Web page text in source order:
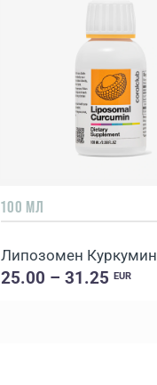
100 МЛ
Липозомен Куркумин
25.00 – 31.25 EUR